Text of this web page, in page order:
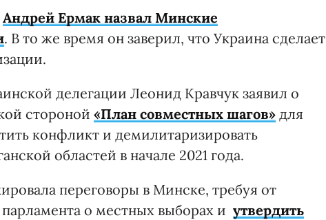
Андрей Ермак назвал Минские
. В то же время он заверил, что Украина сделает
делегации Леонид Кравчук заявил о
стороной «План совместных шагов» для
конфликт и демилитаризировать
областей в начале 2021 года.
переговоры в Минске, требуя от
о местных выборах и утвердить